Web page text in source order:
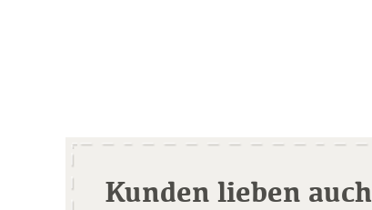
Kunden lieben auch